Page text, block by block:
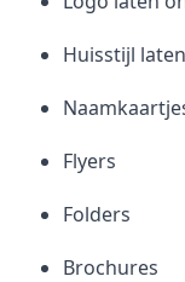
Huisstijl
Flyers
Folders
Brochures